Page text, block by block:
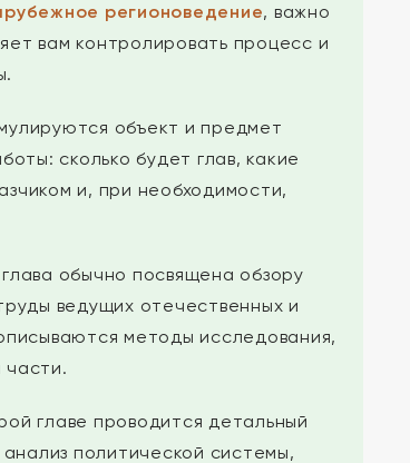
регионоведение, важно
вам контролировать процесс и
объект и предмет
сколько будет глав, какие
и, при необходимости,
обычно посвящена обзору
ведущих отечественных и
методы исследования,
части.
главе проводится детальный
политической системы,